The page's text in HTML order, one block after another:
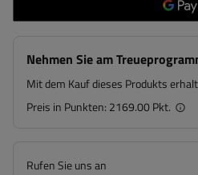
Nehmen Sie am
Mit dem Kauf dieses Produkts
Preis in Punkten: 2169.00 Pkt.
Rufen Sie uns an